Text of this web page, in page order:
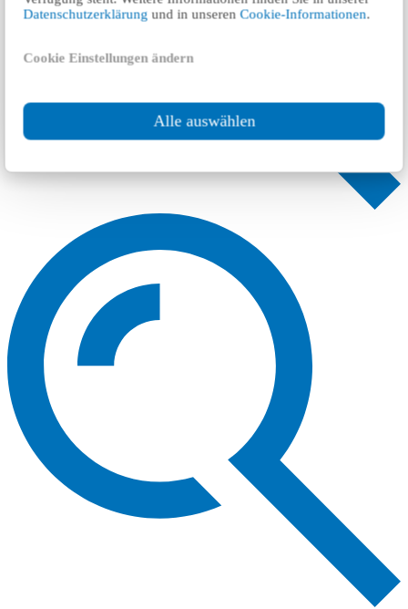
Datenschutzerklärung und in unserenCookie-Informationen.
Cookie Einstellungen ändern
Alle auswählen